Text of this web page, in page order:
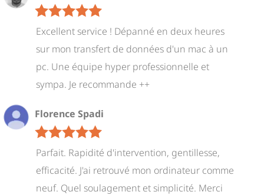
Excellent service ! Dépanné en deux heures
sur mon transfert de données d'un mac à un
pc. Une équipe hyper professionnelle et
sympa. Je recommande ++
Florence Spadi
Parfait. Rapidité d'intervention, gentillesse,
efficacité. J'ai retrouvé mon ordinateur comme
neuf. Quel soulagement et simplicité. Merci